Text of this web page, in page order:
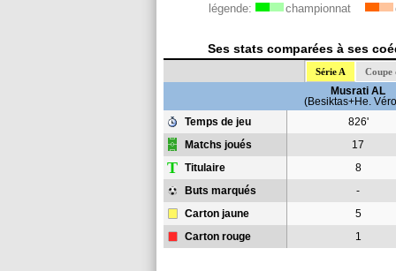
légende: championnat
Ses stats comparées à ses
Série A Coupe
Musrati AL
(Besiktas+He.
Temps de jeu
826'
Matchs joués 17
T Titulaire 8
Buts marqués -
Carton jaune 5
Carton rouge 1